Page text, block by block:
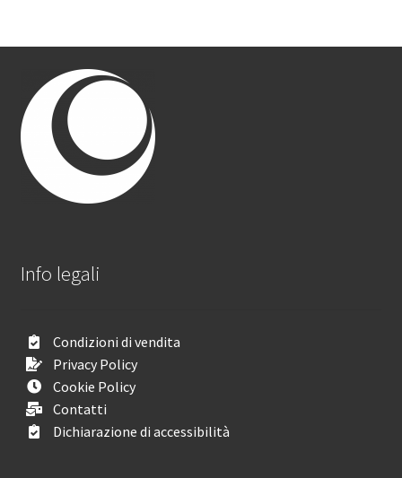
Info legali
Condizioni di vendita
Privacy Policy
Cookie Policy
Contatti
Dichiarazione di accessibilità